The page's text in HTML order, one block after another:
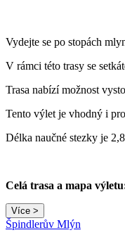
Vydejte se po stopách
V rámci této trasy se
Trasa nabízí možnost
Tento výlet je vhodný i
Délka naučné stezky je
Celá trasa a mapa
Více >
Špindlerův Mlýn